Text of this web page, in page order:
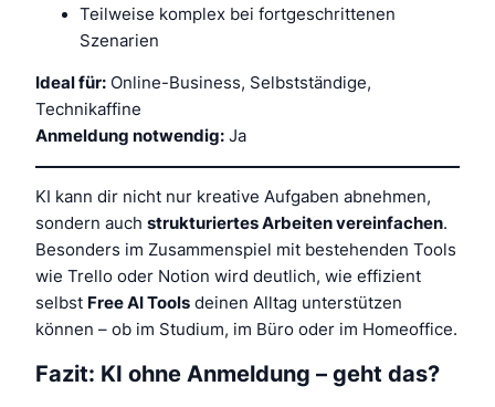
Teilweise komplex bei fortgeschrittenen
Szenarien
Ideal für: Online-Business, Selbstständige,
Technikaffine
Anmeldung notwendig: Ja
KI kann dir nicht nur kreative Aufgaben abnehmen,
sondern auch strukturiertes Arbeiten vereinfachen.
Besonders im Zusammenspiel mit bestehenden Tools
wie Trello oder Notion wird deutlich, wie effizient
selbst Free AI Tools deinen Alltag unterstützen
können – ob im Studium, im Büro oder im Homeoffice.
Fazit: KI ohne Anmeldung – geht das?